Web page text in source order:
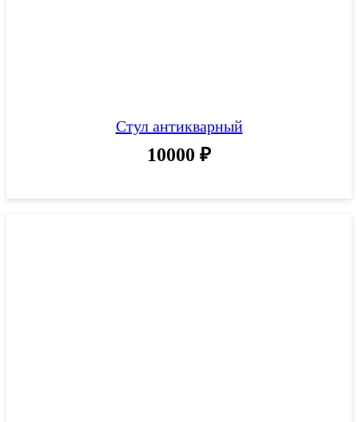
Стул антикварный
10000 ₽